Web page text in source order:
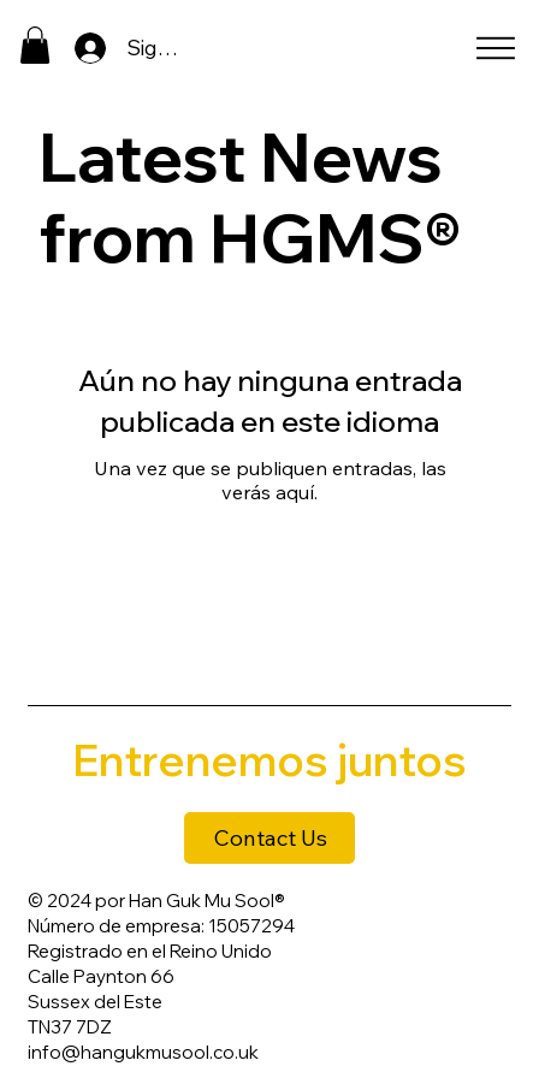
Sign In
Aún no hay ninguna entrada
publicada en este idioma
Una vez que se publiquen entradas, las
verás aquí.
Latest News
from HGMS®
Entrenemos juntos
Contact Us
© 2024 por Han Guk Mu Sool®
Número de empresa: 15057294
Registrado en el Reino Unido
Calle Paynton 66
Sussex del Este
TN37 7DZ
info@hangukmusool.co.uk